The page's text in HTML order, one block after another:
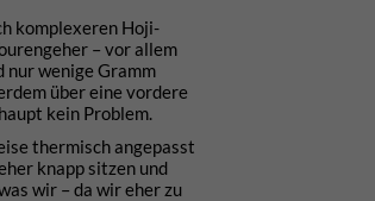
komplexeren Hoji-
– vor allem
nur wenige Gramm
über eine vordere
kein Problem.
thermisch angepasst
knapp sitzen und
wir – da wir eher zu